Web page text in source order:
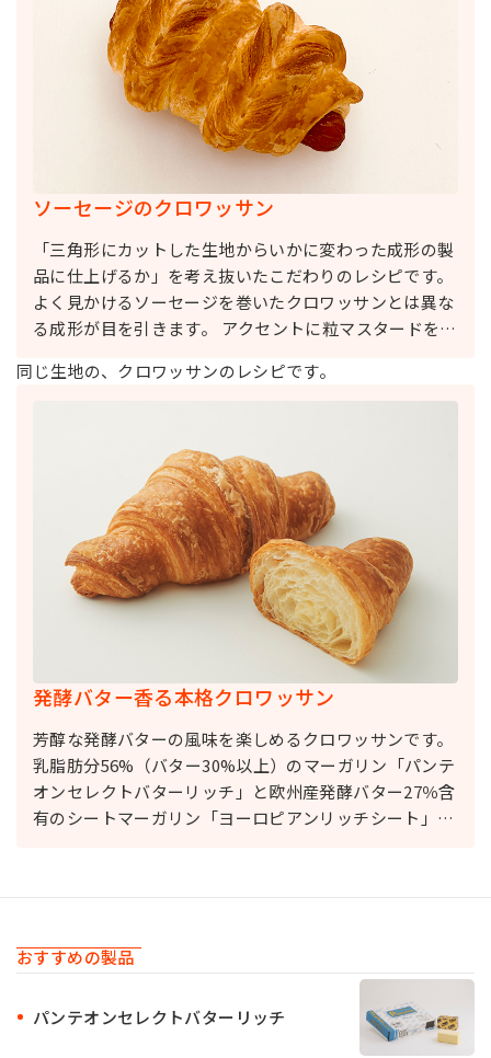
ソーセージのクロワッサン
「三角形にカットした生地からいかに変わった成形の製
品に仕上げるか」を考え抜いたこだわりのレシピです。
よく見かけるソーセージを巻いたクロワッサンとは異な
る成形が目を引きます。 アクセントに粒マスタードを使
同じ生地の、クロワッサンのレシピです。
発酵バター香る本格クロワッサン
芳醇な発酵バターの風味を楽しめるクロワッサンです。
乳脂肪分56%（バター30%以上）のマーガリン「パンテ
オンセレクトバターリッチ」と欧州産発酵バター27％含
有のシートマーガリン「ヨーロピアンリッチシート」を
も、シートマーガリンを使えば簡単です。
おすすめの製品
パンテオンセレクトバターリッチ